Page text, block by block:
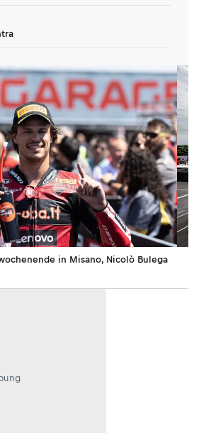
in Misano, Nicolò Bulega